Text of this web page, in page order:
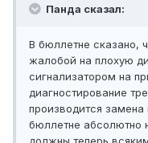
Панда сказал:
В бюллетне сказано,
жалобой на плохую
сигнализатором на
диагностирование
производится
бюллетне абсолютно